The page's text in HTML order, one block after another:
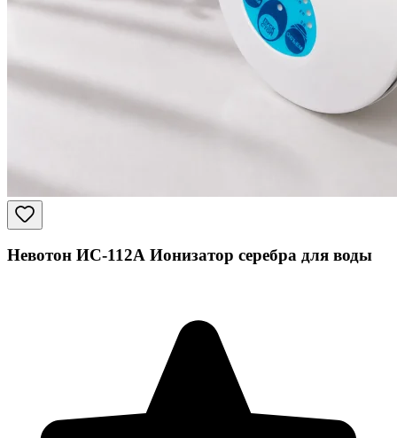
Невотон ИС-112А Ионизатор серебра для воды